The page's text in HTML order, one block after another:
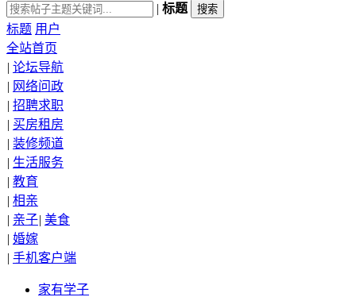
| 标题
标题 用户
全站首页
| 论坛导航
| 网络问政
| 招聘求职
| 买房租房
| 装修频道
| 生活服务
| 教育
| 相亲
| 亲子| 美食
| 婚嫁
| 手机客户端
家有学子